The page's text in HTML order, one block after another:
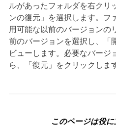
ルがあったフォルダを右クリ
ンの復元」を選択します。フ
用可能な以前のバージョンの
前のバージョンを選択し、「
ビューします。必要なバージ
ら、「復元」をクリックしま
このページは役